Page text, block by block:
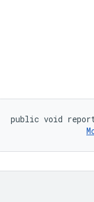
public void